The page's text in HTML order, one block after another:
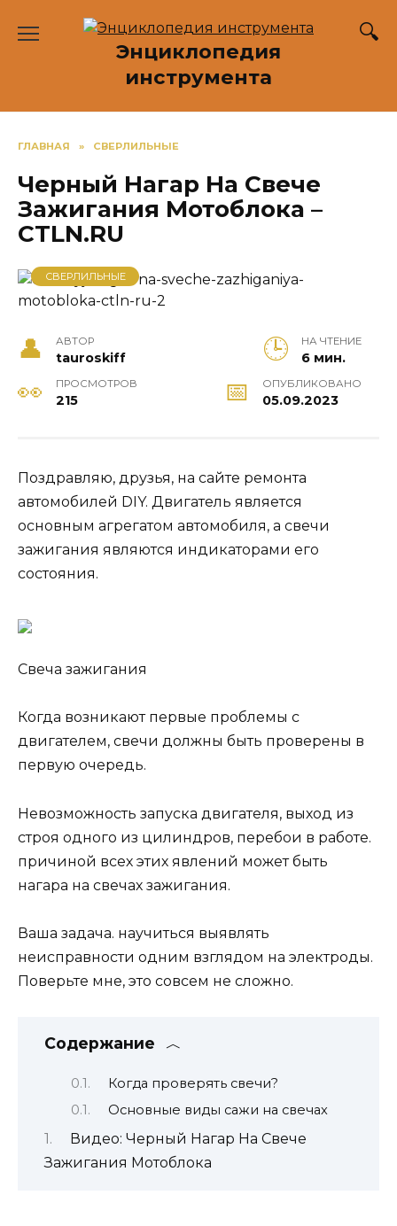
Энциклопедия
инструмента
ГЛАВНАЯ » СВЕРЛИЛЬНЫЕ
Черный Нагар На Свече
Зажигания Мотоблока –
CTLN.RU
СВЕРЛИЛЬНЫЕ
АВТОР
tauroskiff
НА ЧТЕНИЕ
6 мин.
ПРОСМОТРОВ
215
ОПУБЛИКОВАНО
05.09.2023
Поздравляю, друзья, на сайте ремонта
автомобилей DIY. Двигатель является
основным агрегатом автомобиля, а свечи
зажигания являются индикаторами его
состояния.
Свеча зажигания
Когда возникают первые проблемы с
двигателем, свечи должны быть проверены в
первую очередь.
Невозможность запуска двигателя, выход из
строя одного из цилиндров, перебои в работе.
причиной всех этих явлений может быть
нагара на свечах зажигания.
Ваша задача. научиться выявлять
неисправности одним взглядом на электроды.
Поверьте мне, это совсем не сложно.
Содержание
Когда проверять свечи?
Основные виды сажи на свечах
Видео: Черный Нагар На Свече
Зажигания Мотоблока